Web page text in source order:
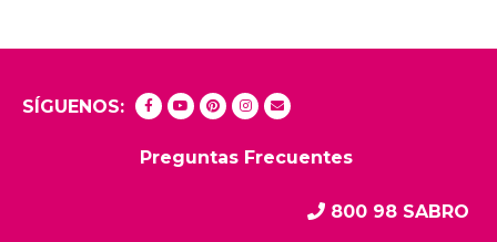
SÍGUENOS:
Preguntas Frecuentes
800 98 SABRO